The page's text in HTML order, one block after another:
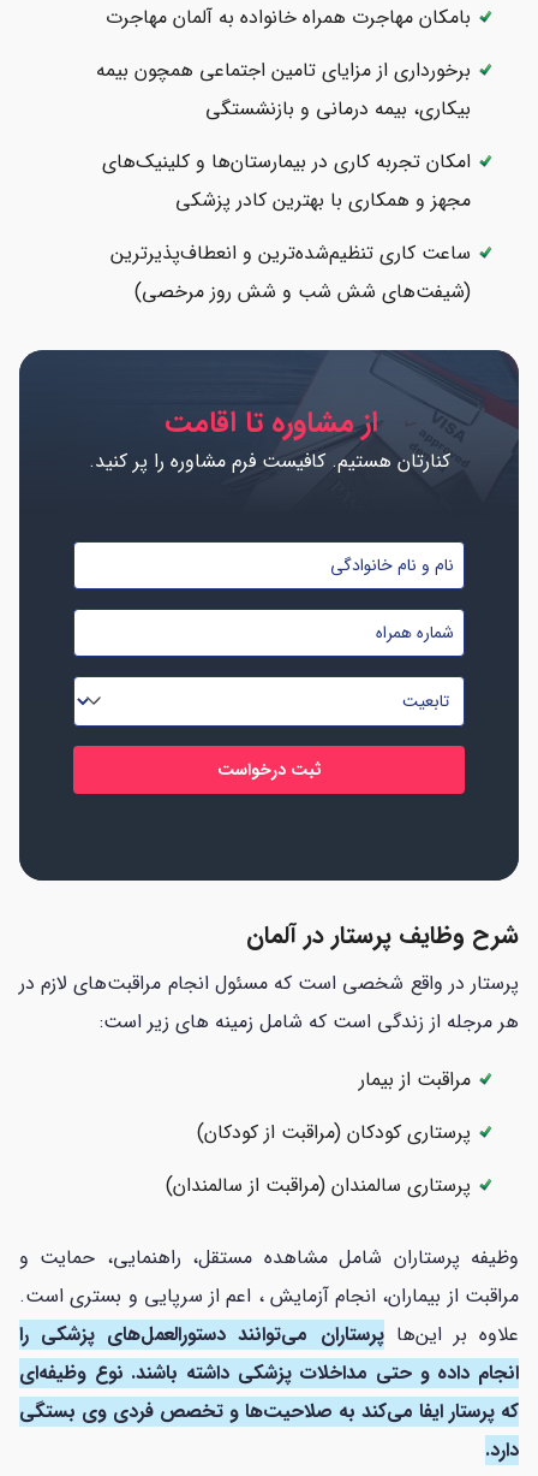
بامکان مهاجرت همراه خانواده به آلمان مهاجرت
برخورداری از مزایای تامین اجتماعی همچون بیمه
بیکاری، بیمه درمانی و بازنشستگی
امکان تجربه کاری در بیمارستان‌ها و کلینیک‌های
مجهز و همکاری با بهترین کادر پزشکی
ساعت کاری تنظیم‌شده‌ترین و انعطاف‌پذیرترین
(شیفت‌های شش شب و شش روز مرخصی)
از مشاوره تا اقامت
کنارتان هستیم. کافیست فرم مشاوره را پر کنید.
نام
و
نام
خانوادگی
شماره
موبایل
تابعیت
*
شرح وظایف پرستار در آلمان
پرستار در واقع شخصی است که مسئول انجام مراقبت‌های لازم در
هر مرجله از زندگی است که شامل زمینه های زیر است:
مراقبت از بیمار
پرستاری کودکان (مراقبت از کودکان)
پرستاری سالمندان (مراقبت از سالمندان)
وظیفه پرستاران شامل مشاهده مستقل، راهنمایی، حمایت و
مراقبت از بیماران، انجام آزمایش ، اعم از سرپایی و بستری است.
علاوه بر این‌هاپرستاران می‌توانند دستورالعمل‌های پزشکی را
انجام داده و حتی مداخلات پزشکی داشته باشند. نوع وظیفه‌ای
که پرستار ایفا می‌کند به صلاحیت‌ها و تخصص فردی وی بستگی
دارد.